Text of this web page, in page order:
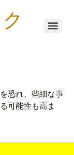
恐れ、些細な事
可能性も高ま